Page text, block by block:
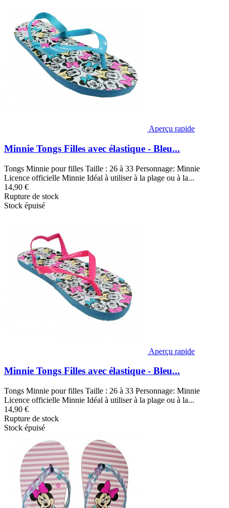
Aperçu rapide
Minnie Tongs Filles avec élastique - Bleu...
Tongs Minnie pour filles Taille : 26 à 33 Personnage: Minnie
Licence officielle Minnie Idéal à utiliser à la plage ou à la...
14,90 €
Rupture de stock
Stock épuisé
Aperçu rapide
Minnie Tongs Filles avec élastique - Bleu...
Tongs Minnie pour filles Taille : 26 à 33 Personnage: Minnie
Licence officielle Minnie Idéal à utiliser à la plage ou à la...
14,90 €
Rupture de stock
Stock épuisé